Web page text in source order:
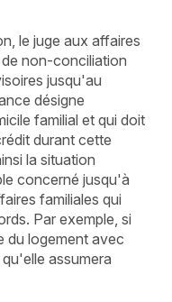
le juge aux affaires
non-conciliation
jusqu'au
désigne
familial et qui doit
durant cette
la situation
concerné jusqu'à
familiales qui
Par exemple, si
du logement avec
assumera